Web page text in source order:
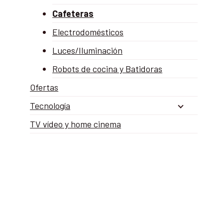
Cafeteras
Electrodomésticos
Luces/Iluminación
Robots de cocina y Batidoras
Ofertas
Tecnología
TV vídeo y home cinema